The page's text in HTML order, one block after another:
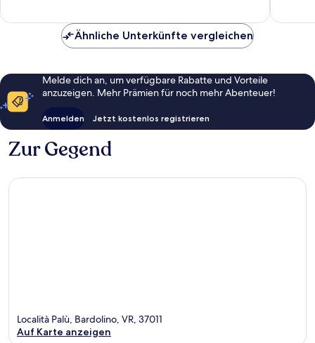
Ähnliche Unterkünfte vergleichen
Melde dich an, um verfügbare Rabatte und Vorteile
anzuzeigen. Mehr Prämien für noch mehr Abenteuer!
Anmelden Jetzt kostenlos registrieren
Zur Gegend
Località Palù, Bardolino, VR, 37011
Auf Karte anzeigen